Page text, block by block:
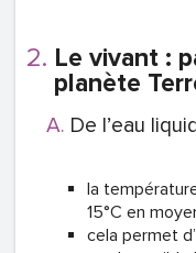
Le vivant :
planète
De l’eau
la
15°C en
cela permet